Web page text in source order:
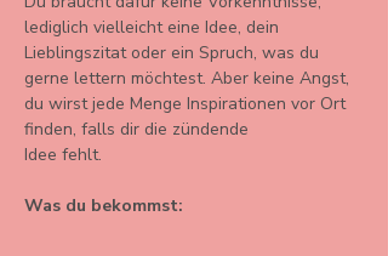
lediglich vielleicht eine Idee, dein
Lieblingszitat oder ein Spruch, was du
gerne lettern möchtest. Aber keine Angst,
du wirst jede Menge Inspirationen vor Ort
finden, falls dir die zündende
Idee fehlt.
Was du bekommst: